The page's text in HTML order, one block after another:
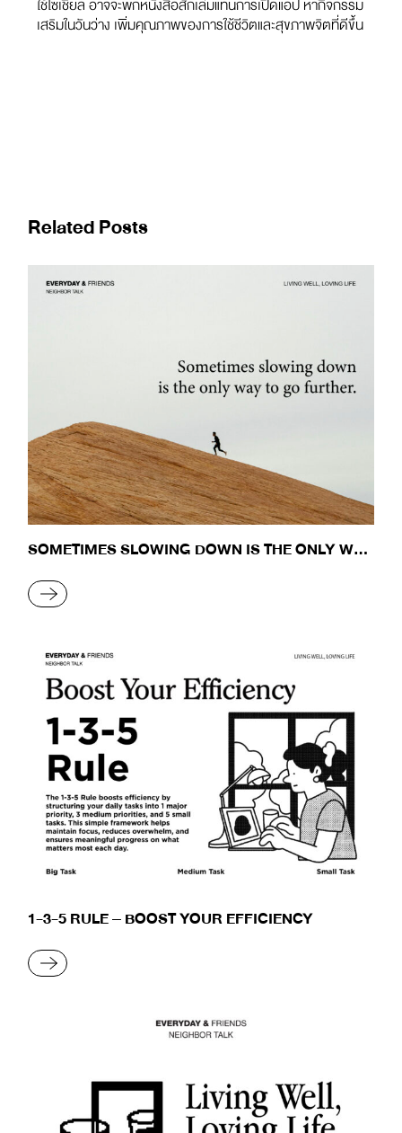
ใช้โซเชียล อาจจะพกหนังสือสักเล่มแทนการเปิดแอป หากิจกรรม
เสริมในวันว่าง เพิ่มคุณภาพของการใช้ชีวิตและสุขภาพจิตที่ดีขึ้น
Related Posts
SOMETIMES SLOWING DOWN IS THE ONLY WAY
READ MORE
1-3-5 RULE – BOOST YOUR EFFICIENCY
READ MORE